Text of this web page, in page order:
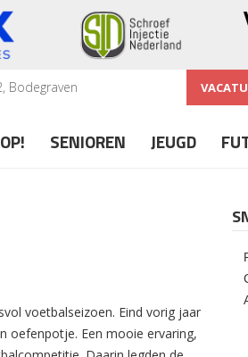
Bodegraven
SENIOREN JEUGD
voetbalseizoen. Eind vorig jaar
oefenpotje. Een mooie ervaring,